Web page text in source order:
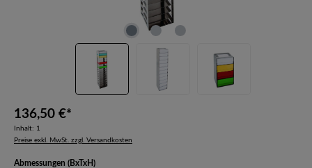
136,50 €*
Inhalt: 1
Preise exkl. MwSt. zzgl. Versandkosten
Abmessungen (BxTxH)auswählen